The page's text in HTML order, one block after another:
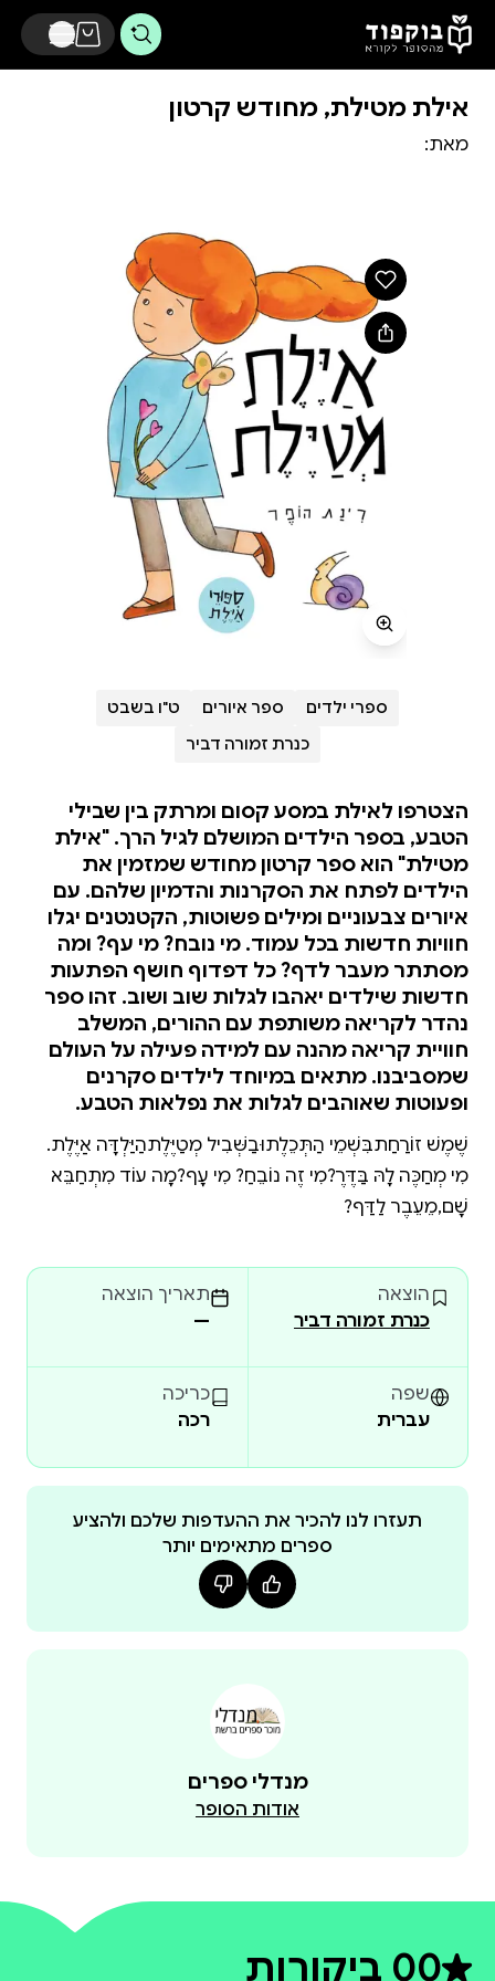
דלג לתוכן הראשי
אילת מטילת, מחודש קרטון
מאת:
ספרי ילדים ספר איורים
ט"ו בשבט
כנרת זמורה דביר
הצטרפו לאילת במסע קסום ומרתק בין שבילי
הטבע, בספר הילדים המושלם לגיל הרך. "אילת
מטילת" הוא ספר קרטון מחודש שמזמין את
הילדים לפתח את הסקרנות והדמיון שלהם. עם
איורים צבעוניים ומילים פשוטות, הקטנטנים יגלו
חוויות חדשות בכל עמוד. מי נובח? מי עף? ומה
מסתתר מעבר לדף? כל דפדוף חושף הפתעות
חדשות שילדים יאהבו לגלות שוב ושוב. זהו ספר
נהדר לקריאה משותפת עם ההורים, המשלב
חוויית קריאה מהנה עם למידה פעילה על העולם
שמסביבנו. מתאים במיוחד לילדים סקרנים
ופעוטות שאוהבים לגלות את נפלאות הטבע.
שֶׁמֶשׁ זוֹרַחַתבִּשְׁמֵי הַתְּכֵלֶתוּבַשְּׁבִיל מְטַיֶּלֶתהַיַּלְדָּה אַיֶּלֶת.
מִי מְחַכֶּה לָהּ בַּדֶּרֶךְ?מִי זֶה נוֹבֵחַ? מִי עָף?מָה עוֹד מִתְחַבֵּא
שָׁם,מֵעֵבֶר לַדַּף?
הוצאה
כנרת זמורה דביר
תאריך הוצאה
—
שפה
עברית
כריכה
רכה
תעזרו לנו להכיר את ההעדפות שלכם ולהציע
ספרים מתאימים יותר
מנדלי ספרים
אודות הסופר
00 ביקורות